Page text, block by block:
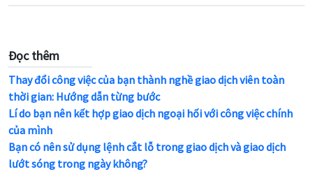
Đọc thêm
Thay đổi công việc của bạn thành nghề giao dịch viên toàn
thời gian: Hướng dẫn từng bước
Lí do bạn nên kết hợp giao dịch ngoại hối với công việc chính
của mình
Bạn có nên sử dụng lệnh cắt lỗ trong giao dịch và giao dịch
lướt sóng trong ngày không?